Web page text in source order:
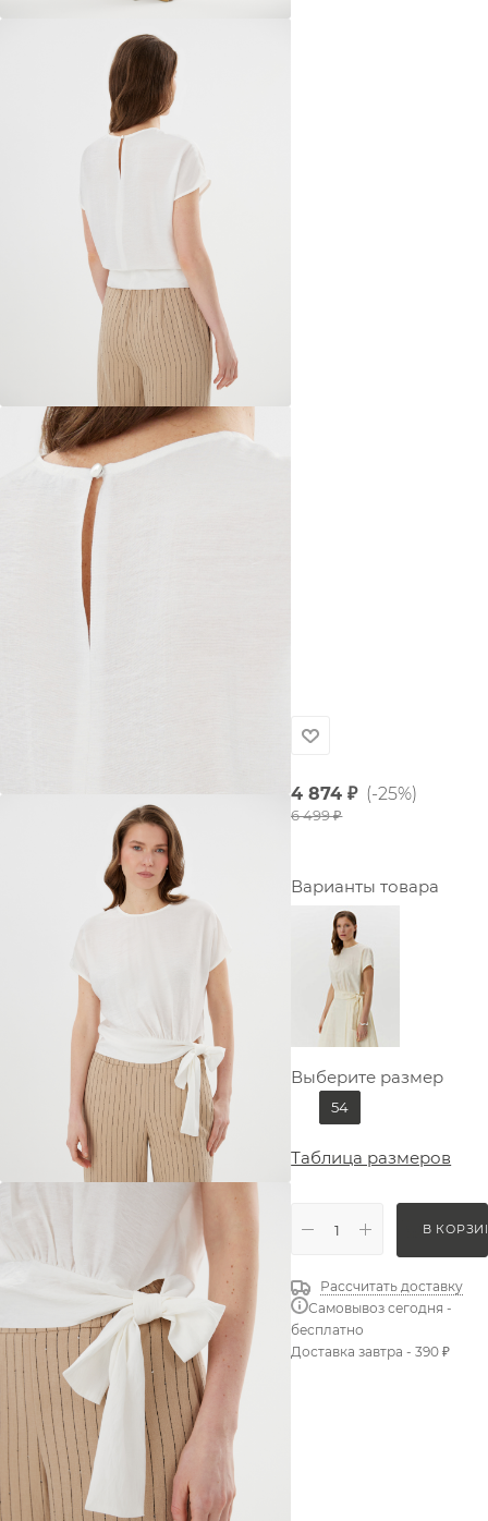
4 874 ₽ (-25%)
6 499₽
Варианты товара
Выберите размер
54
Таблица размеров
В
Рассчитать доставку
Самовывоз сегодня -
бесплатно
Доставка завтра - 390 ₽